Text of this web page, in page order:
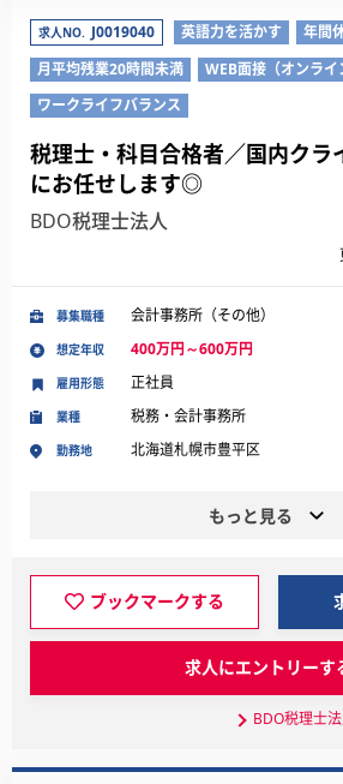
求人NO. J0019040 英語力を活かす
年間
月平均残業20時間未満
WEB面接（オンラ
ワークライフバランス
税理士・科目合格者／国内クラ
にお任せします◎
BDO税理士法人
募集職種 会計事務所（その他）
想定年収 400万円～600万円
業種 税務・会計事務所
勤務地 北海道札幌市豊平区
雇用形態 正社員
もっと見る
ブックマークする
求人にエントリーす
BDO税理士